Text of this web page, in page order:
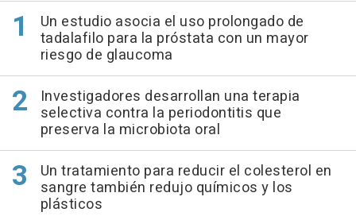
Un estudio asocia el uso prolongado de
tadalafilo para la próstata con un mayor
riesgo de glaucoma
Investigadores desarrollan una terapia
selectiva contra la periodontitis que
preserva la microbiota oral
Un tratamiento para reducir el colesterol en
sangre también redujo químicos y los
plásticos